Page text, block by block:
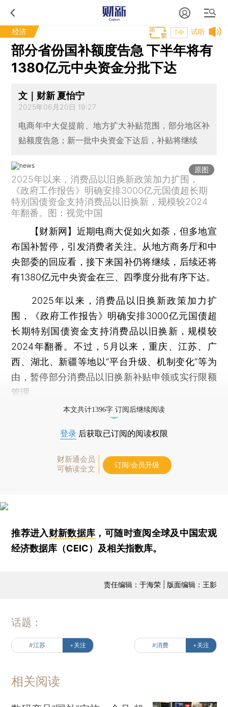
经济 试听
T中
部分省份国补额度告急 下半年将有
1380亿元中央资金分批下达
文｜财新 夏怡宁
2025年06月20日 19:27
电商年中大促提前、地方扩大补贴范围，部分地区补
贴额度告急；新一批中央资金下达后，补贴将继续
原图
2025年以来，消费品以旧换新政策加力扩围，
《政府工作报告》明确安排3000亿元国债超长期
特别国债资金支持消费品以旧换新，规模较2024
年翻番。图：视觉中国
【财新网】 近期电商大促如火如荼，但多地宣
布国补暂停，引发消费者关注。从地方商务厅和中
央部委的回应看，接下来国补仍将继续，后续还将
有1380亿元中央资金在三、四季度分批有序下达。
2025年以来，消费品以旧换新政策加力扩
围，《政府工作报告》明确安排3000亿元国债超
长期特别国债资金支持消费品以旧换新，规模较
2024年翻番。不过，5月以来，重庆、江苏、广
西、湖北、新疆等地以“平台升级、机制变化”等为
由，暂停部分消费品以旧换新补贴申领或实行限额
管理。
本文共计1396字 订阅后继续阅读
登录 后获取已订阅的阅读权限
财新通会员
可畅读全文
订阅/会员升级
推荐进入财新数据库 ，可随时查阅全球及中国宏观
经济数据库（CEIC）及相关指数库。
责任编辑：于海荣 | 版面编辑：王影
话题：
#江苏 +关注 #消费 +关注
相关阅读